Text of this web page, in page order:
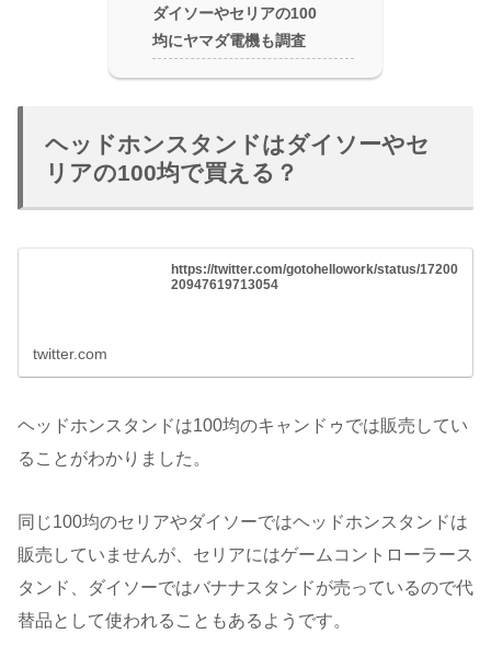
ダイソーやセリアの100
均にヤマダ電機も調査
ヘッドホンスタンドはダイソーやセ
リアの100均で買える？
https://twitter.com/gotohellowork/status/17200
20947619713054
twitter.com
ヘッドホンスタンドは100均のキャンドゥでは販売してい
ることがわかりました。
同じ100均のセリアやダイソーではヘッドホンスタンドは
販売していませんが、セリアにはゲームコントローラース
タンド、ダイソーではバナナスタンドが売っているので代
替品として使われることもあるようです。